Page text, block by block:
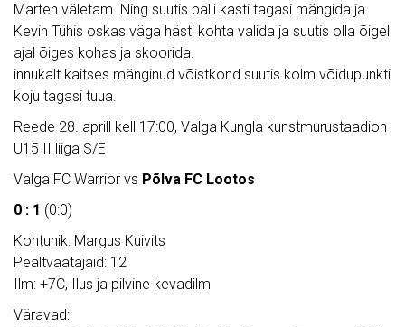
Marten väletam. Ning suutis palli kasti tagasi mängida ja
Kevin Tühis oskas väga hästi kohta valida ja suutis olla õigel
ajal õiges kohas ja skoorida.
innukalt kaitses mänginud võistkond suutis kolm võidupunkti
koju tagasi tuua.
Reede 28. aprill kell 17:00, Valga Kungla kunstmurustaadion
U15 II liiga S/E
Valga FC Warrior vs Põlva FC Lootos
0 : 1 (0:0)
Kohtunik: Margus Kuivits
Pealtvaatajaid: 12
Ilm: +7C, Ilus ja pilvine kevadilm
Väravad: